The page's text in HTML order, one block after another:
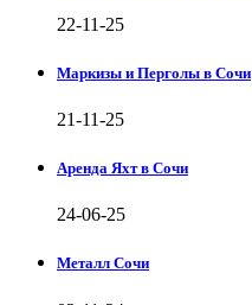
22-11-25
Маркизы и Перголы в Сочи
21-11-25
Аренда Яхт в Сочи
24-06-25
Металл Сочи